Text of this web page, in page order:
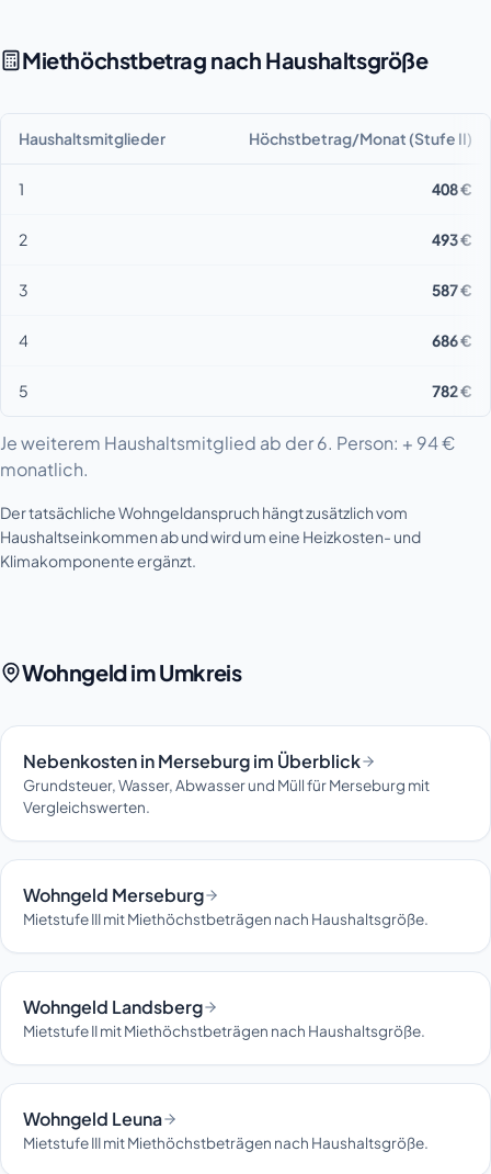
Miethöchstbetrag nach Haushaltsgröße
Haushaltsmitglieder Höchstbetrag/Monat (Stufe II)
1 408 €
2 493 €
3 587 €
4 686 €
5 782 €
Je weiterem Haushaltsmitglied ab der 6. Person: + 94 €
monatlich.
Der tatsächliche Wohngeldanspruch hängt zusätzlich vom
Haushaltseinkommen ab und wird um eine Heizkosten- und
Klimakomponente ergänzt.
Wohngeld im Umkreis
Nebenkosten in Merseburg im Überblick
Grundsteuer, Wasser, Abwasser und Müll für Merseburg mit
Vergleichswerten.
Wohngeld Merseburg
Mietstufe III mit Miethöchstbeträgen nach Haushaltsgröße.
Wohngeld Landsberg
Mietstufe II mit Miethöchstbeträgen nach Haushaltsgröße.
Wohngeld Leuna
Mietstufe III mit Miethöchstbeträgen nach Haushaltsgröße.